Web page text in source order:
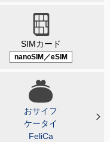
SIMカード
nanoSIM／eSIM
おサイフ
ケータイ
FeliCa